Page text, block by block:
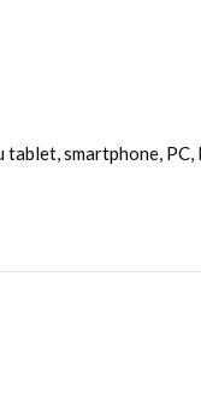
smartphone,